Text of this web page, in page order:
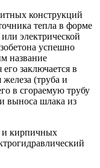
конструкций
тепла в форме
электрической
успешно
название
заключается в
(труба и
в сгораемую трубу
выноса шлака из
и кирпичных